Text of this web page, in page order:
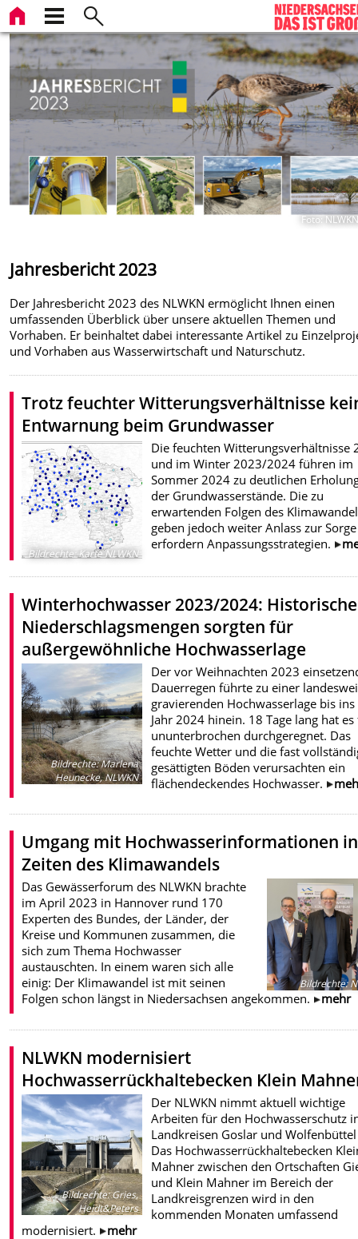
Foto:
Jahresbericht 2023
Der Jahresbericht 2023 des NLWKN ermöglicht Ihnen einen
umfassenden Überblick über unsere aktuellen Themen und
Vorhaben. Er beinhaltet dabei interessante Artikel zu
und Vorhaben aus Wasserwirtschaft und Naturschutz.
Trotz feuchter Witterungsverhältnisse
Entwarnung beim Grundwasser
Bildrechte:Karte NLWKN
Die feuchten Witterungsverhältnisse
und im Winter 2023/2024 führen im
Sommer 2024 zu deutlichen
der Grundwasserstände. Die zu
erwartenden Folgen des
geben jedoch weiter Anlass zur
erfordern Anpassungsstrategien.
Winterhochwasser 2023/2024: Historische
Niederschlagsmengen sorgten für
außergewöhnliche Hochwasserlage
Bildrechte:Marlena
Heunecke, NLWKN
Der vor Weihnachten 2023
Dauerregen führte zu einer
gravierenden Hochwasserlage bis
Jahr 2024 hinein. 18 Tage lang hat es
ununterbrochen durchgeregnet. Das
feuchte Wetter und die fast
gesättigten Böden verursachten ein
flächendeckendes Hochwasser.
Umgang mit Hochwasserinformationen in
Zeiten des Klimawandels
Bildrechte:
Das Gewässerforum des NLWKN brachte
im April 2023 in Hannover rund 170
Experten des Bundes, der Länder, der
Kreise und Kommunen zusammen, die
sich zum Thema Hochwasser
austauschten. In einem waren sich alle
einig: Der Klimawandel ist mit seinen
Folgen schon längst in Niedersachsen angekommen.
mehr
NLWKN modernisiert
Hochwasserrückhaltebecken Klein
Bildrechte:Gries,
Heidt&Peters
Der NLWKN nimmt aktuell wichtige
Arbeiten für den Hochwasserschutz
Landkreisen Goslar und
Das Hochwasserrückhaltebecken
Mahner zwischen den Ortschaften
und Klein Mahner im Bereich der
Landkreisgrenzen wird in den
kommenden Monaten umfassend
modernisiert.
mehr